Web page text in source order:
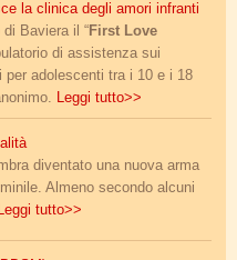
la clinica degli amori infranti
Baviera il “First Love
di assistenza sui
per adolescenti tra i 10 e i 18
Leggi tutto>>
diventato una nuova arma
Almeno secondo alcuni
Leggi tutto>>